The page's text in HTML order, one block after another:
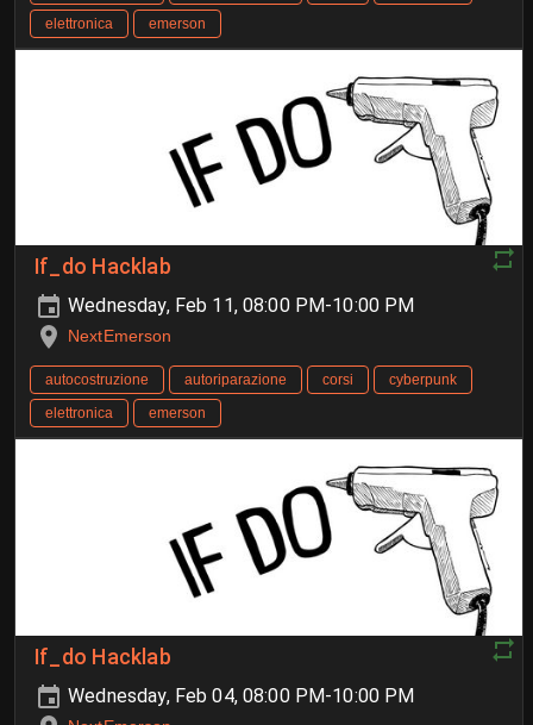
elettronica
emerson
If_do Hacklab
Wednesday, Feb 11, 08:00 PM-10:00 PM
NextEmerson
autocostruzione autoriparazione corsi
cyberpunk
elettronica
emerson
If_do Hacklab
Wednesday, Feb 04, 08:00 PM-10:00 PM